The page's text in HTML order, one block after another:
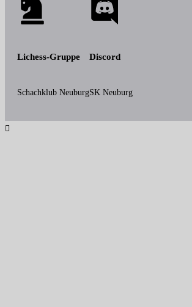
Lichess-Gruppe
Schachklub Neuburg
Discord
SK Neuburg